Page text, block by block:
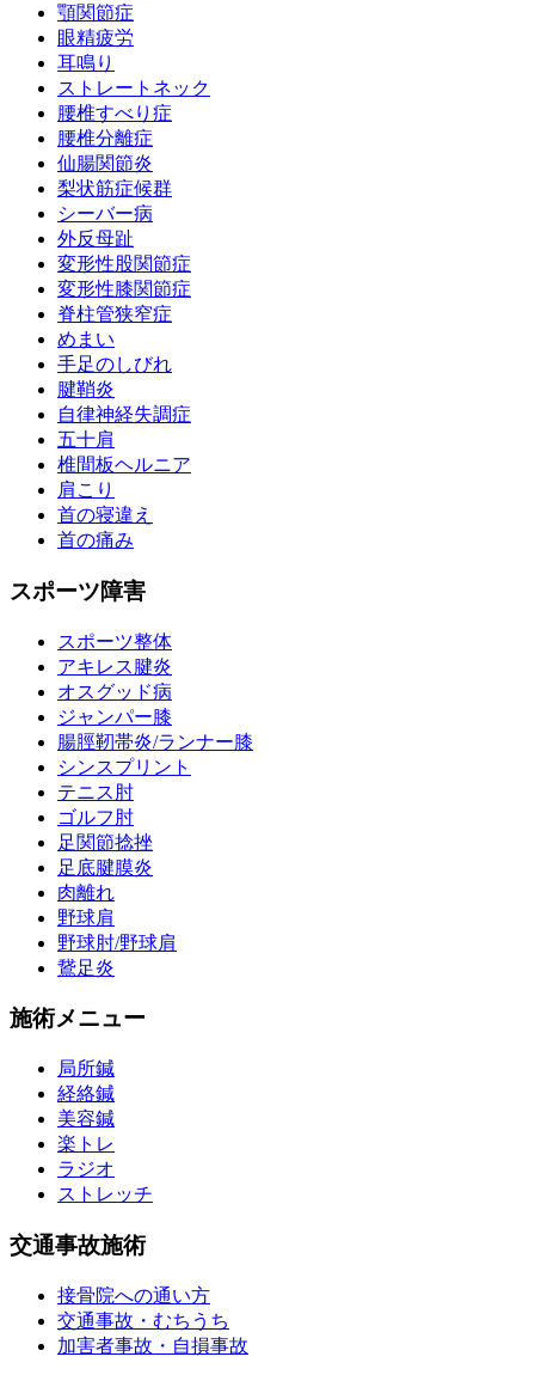
顎関節症
眼精疲労
耳鳴り
ストレートネック
腰椎すべり症
腰椎分離症
仙腸関節炎
梨状筋症候群
シーバー病
外反母趾
変形性股関節症
変形性膝関節症
脊柱管狭窄症
めまい
手足のしびれ
腱鞘炎
自律神経失調症
五十肩
椎間板ヘルニア
肩こり
首の寝違え
首の痛み
スポーツ障害
スポーツ整体
アキレス腱炎
オスグッド病
ジャンパー膝
腸脛靭帯炎/ランナー膝
シンスプリント
テニス肘
ゴルフ肘
足関節捻挫
足底腱膜炎
肉離れ
野球肩
野球肘/野球肩
鵞足炎
施術メニュー
局所鍼
経絡鍼
美容鍼
楽トレ
ラジオ
ストレッチ
交通事故施術
接骨院への通い方
交通事故・むちうち
加害者事故・自損事故